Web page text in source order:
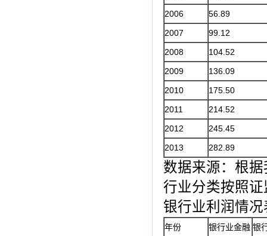
2006
56.89
2007
99.12
2008
104.52
2009
136.09
2010
175.50
2011
214.52
2012
245.45
2013
282.89
数据来源：根
行业分类按照
银行业利润情况
年份
银行业金融 银